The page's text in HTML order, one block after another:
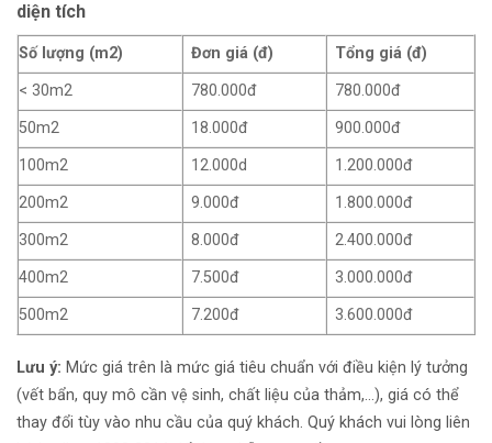
diện tích
Số lượng (m2) Đơn giá (đ)
Tổng giá (đ)
< 30m2
780.000đ
780.000đ
50m2
18.000đ
900.000đ
100m2
12.000d
1.200.000đ
200m2
9.000đ
1.800.000đ
300m2
8.000đ
2.400.000đ
400m2
7.500đ
3.000.000đ
500m2
7.200đ 3.600.000đ
Lưu ý: Mức giá trên là mức giá tiêu chuẩn với điều kiện lý tưởng
(vết bẩn, quy mô cần vệ sinh, chất liệu của thảm,…), giá có thể
thay đổi tùy vào nhu cầu của quý khách. Quý khách vui lòng liên